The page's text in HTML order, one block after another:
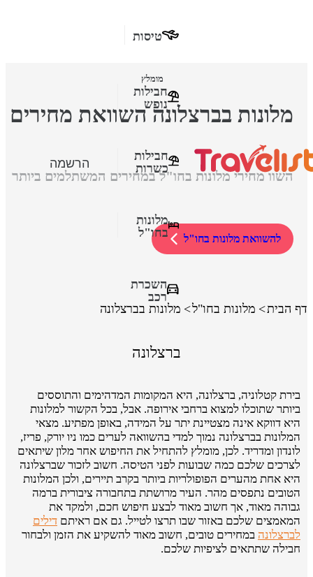
הרשמה
טיסות
מומלץ
חבילות
נופש
חבילות
כשרות
מלונות
בחו"ל
השכרת
רכב
מלונות בברצלונה השוואת מחירים
השוו מחירי מלונות בחו"ל במחירים המשתלמים ביותר
להשוואת מלונות בחו"ל
דף הבית מלונות בחו"ל מלונות בברצלונה
ברצלונה
בירת קטלוניה, ברצלונה, היא המקומות המדהימים והתוססים
ביותר שתוכלו למצוא ברחבי אירופה. אבל, בכל הקשור למלונות
היא דווקא אינה מצטיינת יתר על המידה, באופן מפתיע. מצאי
המלונות בברצלונה נמוך למדי בהשוואה לערים כמו ניו יורק, פריז,
לונדון ומדריד. לכן, מומלץ להתחיל את החיפוש אחר מלון שיתאים
לצרכים שלכם כמה שבועות לפני הטיסה. חשוב לזכור שברצלונה
היא אחת מהערים הפופולריות ביותר בקרב תיירים, ולכן המלונות
הטובים נתפסים מהר. העיר מרושתת בתחבורה ציבורית ברמה
גבוהה מאוד, אך חשוב מאוד לבצע חיפוש חכם, ולמקד את
המאמצים שלכם באזור שבו תרצו לטייל. גם אם ראיתם דילים
לברצלונה במחירים טובים, חשוב מאוד להשקיע את הזמן ולבחור
חבילה שתתאים לציפיות שלכם.